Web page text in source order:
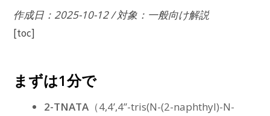
作成日：2025-10-12 / 対象：一般向け解説
[toc]
まずは1分で
2-TNATA （4,4’,4’’-tris(N-(2-naphthyl)-N-